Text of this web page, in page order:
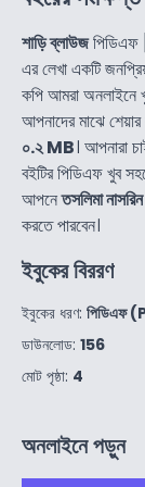
শাড়ি ব্লাউজপিডিএফ
এর লেখা একটি
কপি আমরা অনলাইনে
আপনাদের মাঝে শেয়ার
০.২ MB। আপনারা
বইটির পিডিএফ খুব
আপনেতসলিমা নাসরিন
করতে পারবেন।
ইবুকের বিররণ
ইবুকের ধরণ: পিডিএফ
ডাউনলোড: 156
মোট পৃষ্ঠা: 4
অনলাইনে পড়ুন